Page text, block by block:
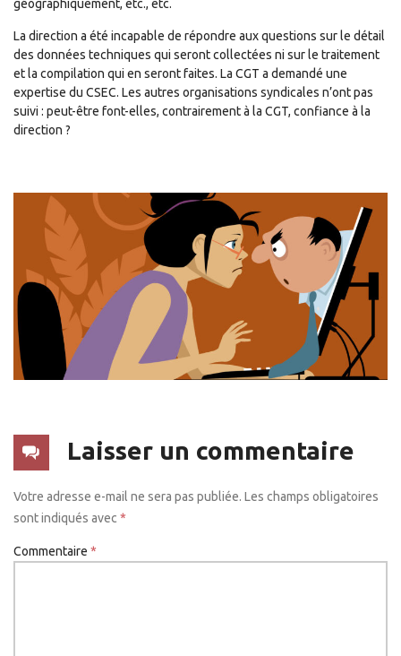
géographiquement, etc., etc.
La direction a été incapable de répondre aux questions sur le détail
des données techniques qui seront collectées ni sur le traitement
et la compilation qui en seront faites. La CGT a demandé une
expertise du CSEC. Les autres organisations syndicales n’ont pas
suivi : peut-être font-elles, contrairement à la CGT, confiance à la
direction ?
Laisser un commentaire
Votre adresse e-mail ne sera pas publiée. Les champs obligatoires
sont indiqués avec *
Commentaire *